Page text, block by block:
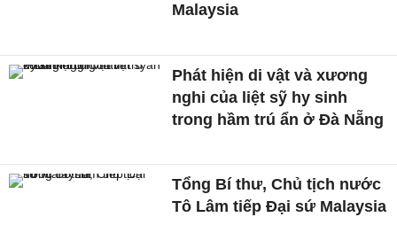
Malaysia
Phát hiện di vật và xương
nghi của liệt sỹ hy sinh
trong hầm trú ẩn ở Đà Nẵng
Tổng Bí thư, Chủ tịch nước
Tô Lâm tiếp Đại sứ Malaysia